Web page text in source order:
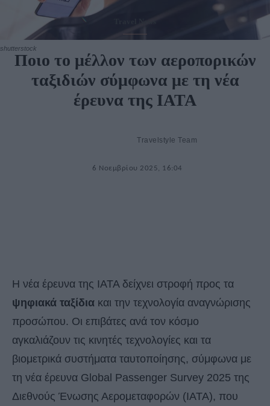
shutterstock
Ποιο το μέλλον των αεροπορικών
ταξιδιών σύμφωνα με τη νέα
έρευνα της IATA
Travelstyle Team
6 Νοεμβρίου 2025, 16:04
Η νέα έρευνα της IATA δείχνει στροφή προς τα
ψηφιακά ταξίδια και την τεχνολογία αναγνώρισης
προσώπου. Οι επιβάτες ανά τον κόσμο
αγκαλιάζουν τις κινητές τεχνολογίες και τα
βιομετρικά συστήματα ταυτοποίησης, σύμφωνα με
τη νέα έρευνα Global Passenger Survey 2025 της
Διεθνούς Ένωσης Αερομεταφορών (IATA), που